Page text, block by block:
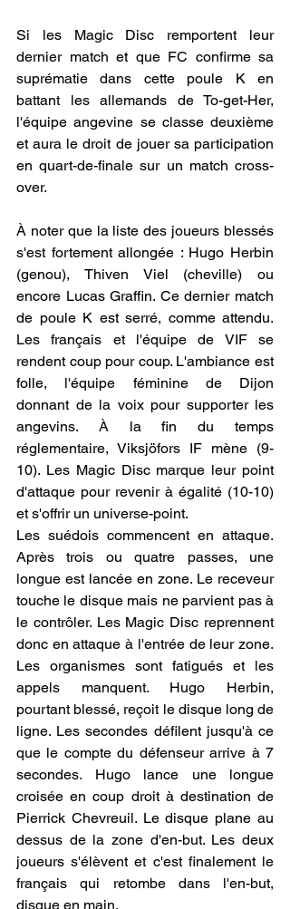
Si les Magic Disc remportent leur
dernier match et que FC confirme sa
suprématie dans cette poule K en
battant les allemands de To-get-Her,
l'équipe angevine se classe deuxième
et aura le droit de jouer sa participation
en quart-de-finale sur un match cross-
over.
À noter que la liste des joueurs blessés
s'est fortement allongée : Hugo Herbin
(genou), Thiven Viel (cheville) ou
encore Lucas Graffin. Ce dernier match
de poule K est serré, comme attendu.
Les français et l'équipe de VIF se
rendent coup pour coup. L'ambiance est
folle, l'équipe féminine de Dijon
donnant de la voix pour supporter les
angevins. À la fin du temps
réglementaire, Viksjöfors IF mène (9-
10). Les Magic Disc marque leur point
d'attaque pour revenir à égalité (10-10)
et s'offrir un universe-point.
Les suédois commencent en attaque.
Après trois ou quatre passes, une
longue est lancée en zone. Le receveur
touche le disque mais ne parvient pas à
le contrôler. Les Magic Disc reprennent
donc en attaque à l'entrée de leur zone.
Les organismes sont fatigués et les
appels manquent. Hugo Herbin,
pourtant blessé, reçoit le disque long de
ligne. Les secondes défilent jusqu'à ce
que le compte du défenseur arrive à 7
secondes. Hugo lance une longue
croisée en coup droit à destination de
Pierrick Chevreuil. Le disque plane au
dessus de la zone d'en-but. Les deux
joueurs s'élèvent et c'est finalement le
français qui retombe dans l'en-but,
disque en main.